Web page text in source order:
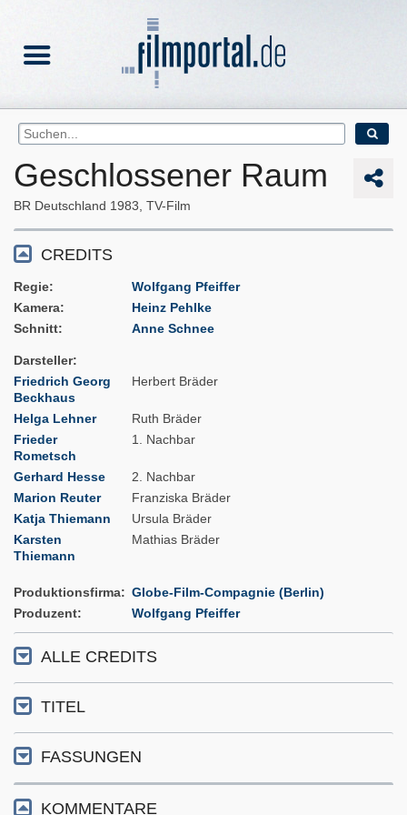
Geschlossener Raum
BR Deutschland 1983 TV-Film
CREDITS
Regie
Wolfgang Pfeiffer
Kamera
Heinz Pehlke
Schnitt
Anne Schnee
Darsteller
Friedrich Georg
Beckhaus
Herbert Bräder
Helga Lehner
Ruth Bräder
Frieder
Rometsch
1. Nachbar
Gerhard Hesse
2. Nachbar
Marion Reuter
Franziska Bräder
Katja Thiemann
Ursula Bräder
Karsten
Thiemann
Mathias Bräder
Produktionsfirma
Globe-Film-Compagnie (Berlin)
Produzent
Wolfgang Pfeiffer
ALLE CREDITS
TITEL
FASSUNGEN
KOMMENTARE